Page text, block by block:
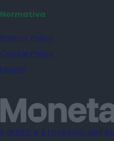
Normativa
Privacy Policy
Cookie Policy
Legale
Il dritto e il rovescio